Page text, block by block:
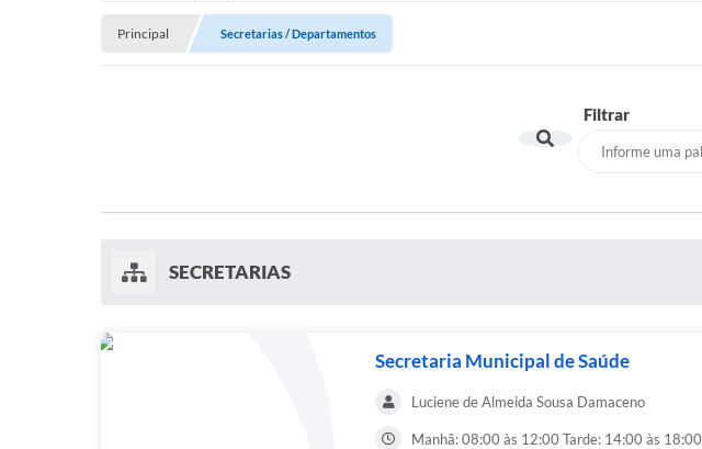
Principal Secretarias / Departamentos
Filtrar
SECRETARIAS
Secretaria Municipal de Saúde
Luciene de Almeida Sousa Damaceno
Manhã: 08:00 às 12:00 Tarde: 14:00 às 18:00